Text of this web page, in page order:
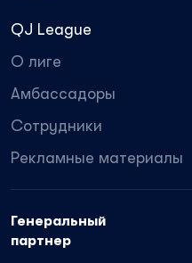
QJ League
О лиге
Амбассадоры
Сотрудники
Рекламные материалы
Генеральный
партнер